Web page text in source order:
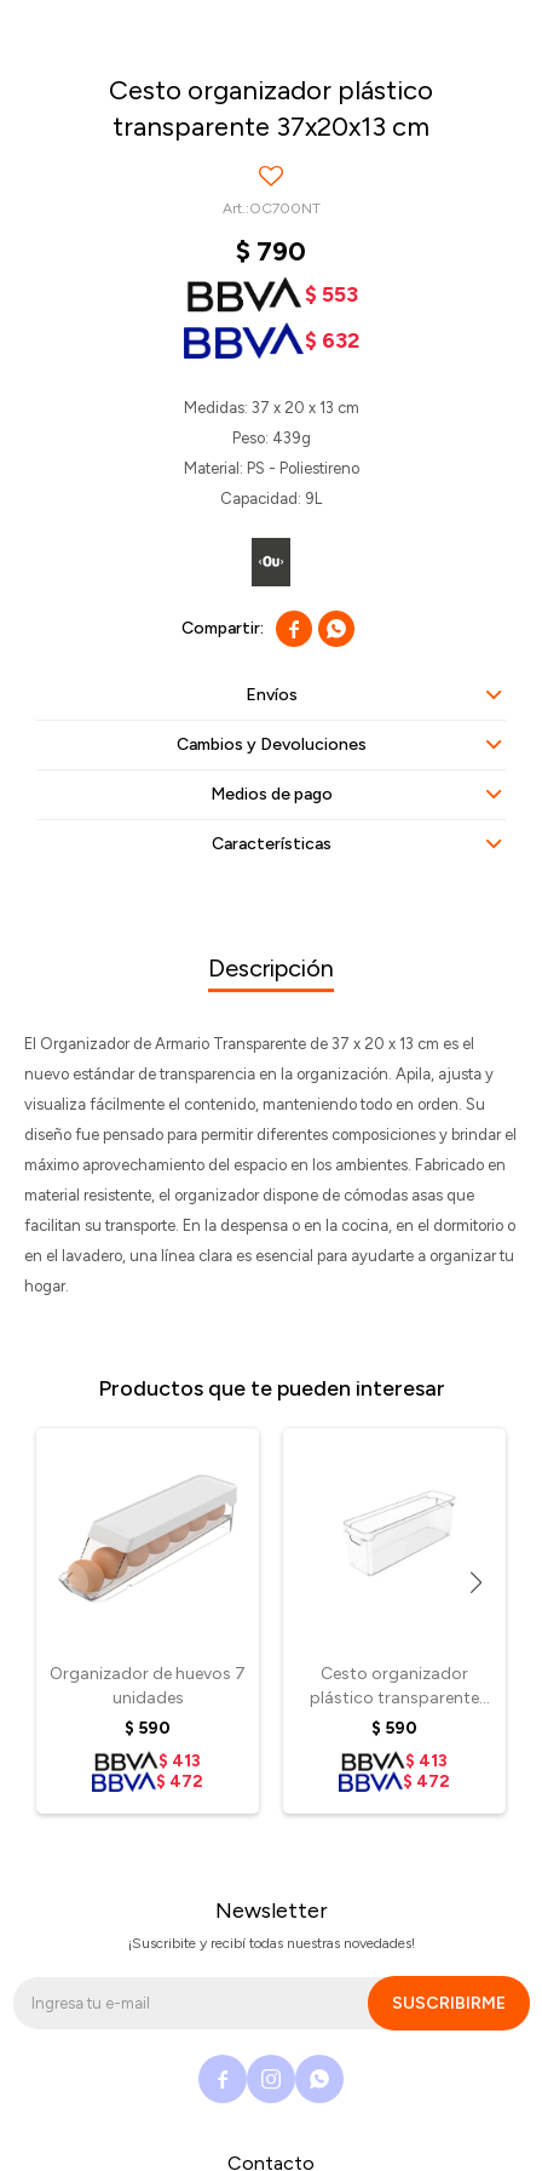
Cesto organizador plástico
transparente 37x20x13 cm
OC700NT
$ 790
$ 553
$ 632
Medidas: 37 x 20 x 13 cm
Peso: 439g
Material: PS - Poliestireno
Capacidad: 9L
 
Envíos
Cambios y Devoluciones
Medios de pago
Características
Descripción
El Organizador de Armario Transparente de 37 x 20 x 13 cm es el
nuevo estándar de transparencia en la organización. Apila, ajusta y
visualiza fácilmente el contenido, manteniendo todo en orden. Su
diseño fue pensado para permitir diferentes composiciones y brindar el
máximo aprovechamiento del espacio en los ambientes. Fabricado en
material resistente, el organizador dispone de cómodas asas que
facilitan su transporte. En la despensa o en la cocina, en el dormitorio o
en el lavadero, una línea clara es esencial para ayudarte a organizar tu
hogar.
Productos que te pueden interesar
Organizador de huevos 7
unidades
$ 590
$ 413
$ 472
Cesto organizador
plástico transparente
37x10x13 cm
$ 590
$ 413
$ 472
Contacto
Newsletter
¡Suscribite y recibí todas nuestras novedades!
SUSCRIBIRME
  